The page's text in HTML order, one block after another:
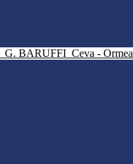
G. BARUFFI Ceva - Ormea